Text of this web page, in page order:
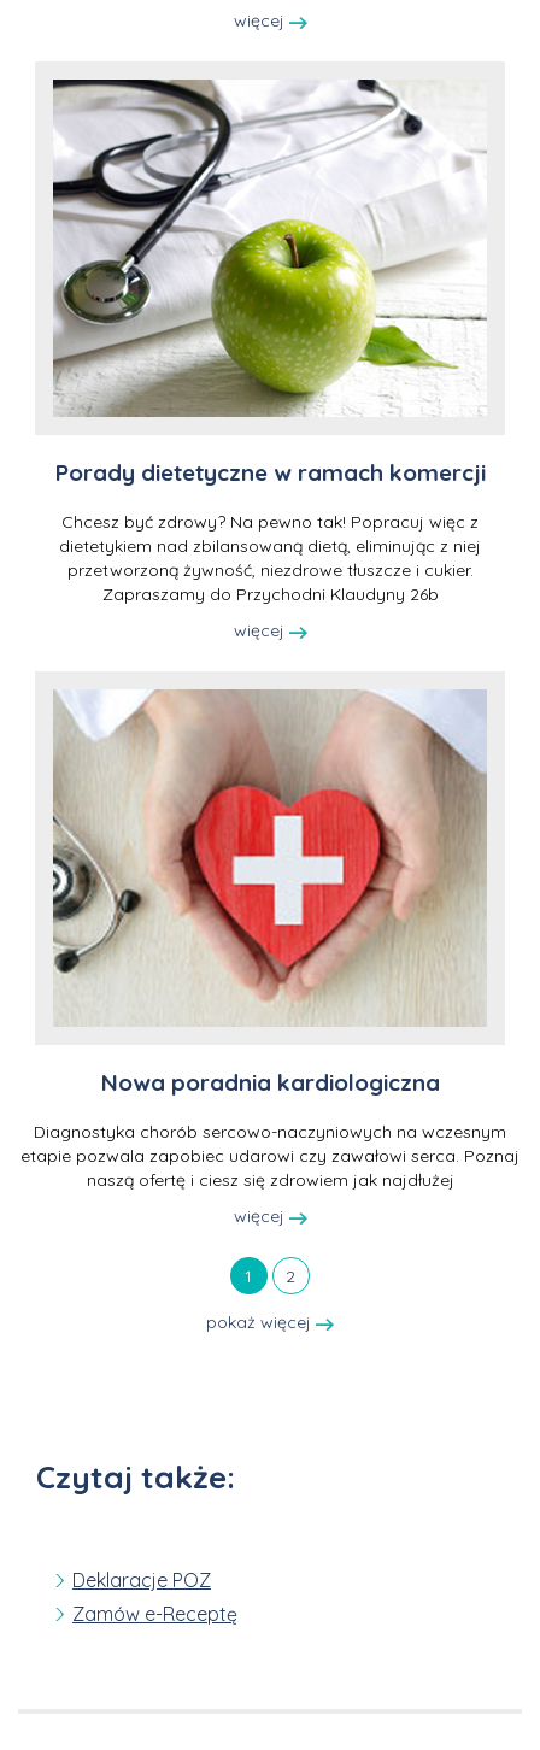
więcej
Porady dietetyczne w ramach komercji
Chcesz być zdrowy? Na pewno tak! Popracuj więc z
dietetykiem nad zbilansowaną dietą, eliminując z niej
przetworzoną żywność, niezdrowe tłuszcze i cukier.
Zapraszamy do Przychodni Klaudyny 26b
więcej
Nowa poradnia kardiologiczna
Diagnostyka chorób sercowo-naczyniowych na wczesnym
etapie pozwala zapobiec udarowi czy zawałowi serca. Poznaj
naszą ofertę i ciesz się zdrowiem jak najdłużej
więcej
1 2
pokaż więcej
Czytaj także:
Deklaracje POZ
Zamów e-Receptę